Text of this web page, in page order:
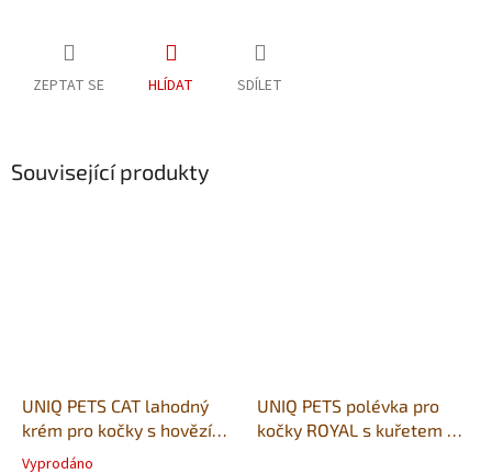
ZEPTAT SE HLÍDAT SDÍLET
Související produkty
UNIQ PETS CAT lahodný
krém pro kočky s hovězím
masem a treskou 15g
Průměrné
Vyprodáno
UNIQ PETS polévka pro
kočky ROYAL s kuřetem a